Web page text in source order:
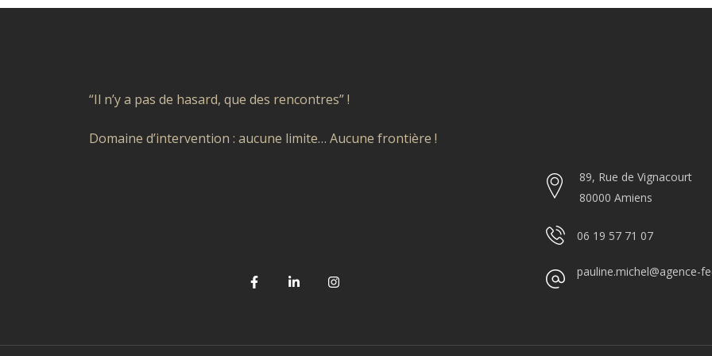
“Il n’y a pas de hasard, que des rencontres” !
Domaine d’intervention : aucune limite… Aucune frontière !
89, Rue de Vignacourt
80000 Amiens
06 19 57 71 07
pauline.michel@agence-